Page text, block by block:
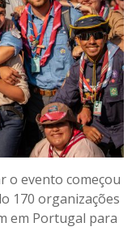
o evento começou
170 organizações
em Portugal para